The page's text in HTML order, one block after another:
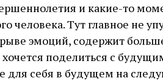
и какие-то
человека. Тут главное не
эмоций, содержит
поделиться с
для себя в будущем на